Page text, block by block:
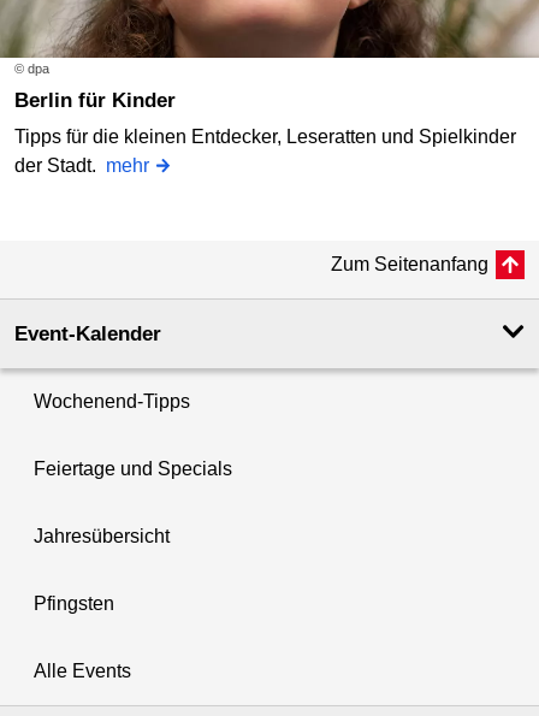
© dpa
Berlin für Kinder
Tipps für die kleinen Entdecker, Leseratten und Spielkinder
der Stadt. mehr
Zum Seitenanfang
Event-Kalender
Wochenend-Tipps
Feiertage und Specials
Jahresübersicht
Pfingsten
Alle Events